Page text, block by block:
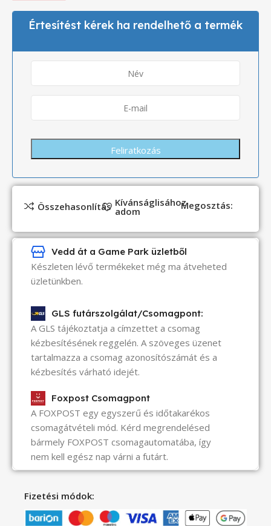
Értesítést kérek ha rendelhető a termék
Összehasonlítás Kívánságlisához
adom Megosztás:
Vedd át a Game Park üzletből
Készleten lévő termékeket még ma átveheted
üzletünkben.
GLS futárszolgálat/Csomagpont:
A GLS tájékoztatja a címzettet a csomag
kézbesítésének reggelén. A szöveges üzenet
tartalmazza a csomag azonosítószámát és a
kézbesítés várható idejét.
Foxpost Csomagpont
A FOXPOST egy egyszerű és időtakarékos
csomagátvételi mód. Kérd megrendelésed
bármely FOXPOST csomagautomatába, így
nem kell egész nap várni a futárt.
Fizetési módok: